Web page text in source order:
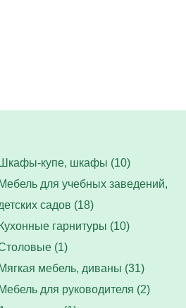
Шкафы-купе, шкафы (10)
Мебель для учебных заведений,
садов (18)
Кухонные гарнитуры (10)
(1)
Мягкая мебель, диваны (31)
Мебель для руководителя (2)